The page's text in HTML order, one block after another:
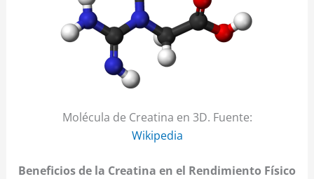
Molécula de Creatina en 3D. Fuente:
Wikipedia
Beneficios de la Creatina en el Rendimiento Físico